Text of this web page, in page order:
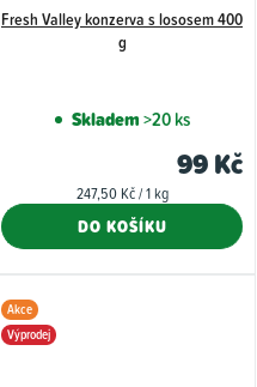
Fresh Valley konzerva s lososem 400
g
Skladem>20 ks
99 Kč
Měrná
247,50 Kč / 1 kg
DO KOŠÍKU
Akce
Výprodej